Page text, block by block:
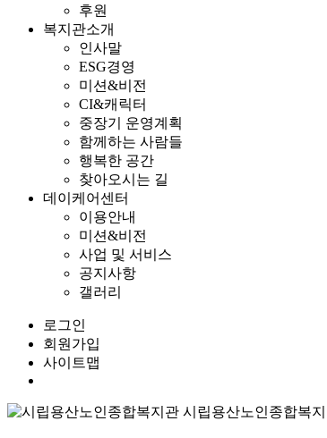
후원
복지관소개
인사말
ESG경영
미션&비전
CI&캐릭터
중장기 운영계획
함께하는 사람들
행복한 공간
찾아오시는 길
데이케어센터
이용안내
미션&비전
사업 및 서비스
공지사항
갤러리
로그인
회원가입
사이트맵